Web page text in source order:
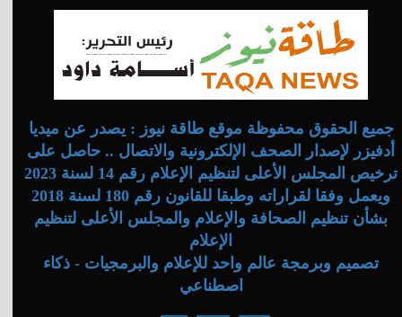
جميع الحقوق محفوظة موقع طاقة نيوز : يصدر عن ميديا
أدفيزر لإصدار الصحف الإلكترونية والاتصال .. حاصل على
ترخيص المجلس الأعلى لتنظيم الإعلام رقم 14 لسنة 2023
ويعمل وفقا لقراراته وطبقا للقانون رقم 180 لسنة 2018
بشأن تنظيم الصحافة والإعلام والمجلس الأعلى لتنظيم
الإعلام
تصميم وبرمجة عالم واحد للإعلام والبرمجيات - ذكاء
اصطناعي